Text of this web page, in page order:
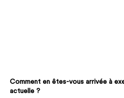
Comment en êtes-vous arrivée à
actuelle ?